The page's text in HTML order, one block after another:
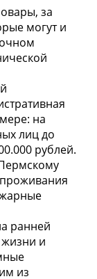
за
могут и
на
лиц до
рублей.
ранней
и
из